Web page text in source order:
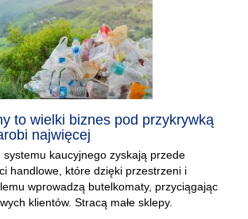
to wielki biznes pod przykrywką
najwięcej
systemu kaucyjnego zyskają przede
handlowe, które dzięki przestrzeni i
wprowadzą butelkomaty, przyciągając
klientów. Stracą małe sklepy.